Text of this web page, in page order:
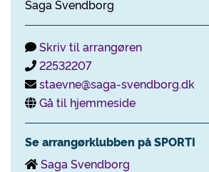
Saga Svendborg
Skriv til arrangøren
22532207
staevne@saga-svendborg.dk
Gå til hjemmeside
Se arrangørklubben på SPORTI
Saga Svendborg